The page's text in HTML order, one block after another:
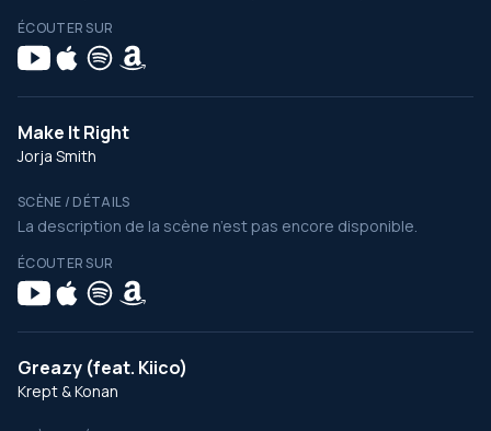
ÉCOUTER SUR
Make It Right
Jorja Smith
SCÈNE / DÉTAILS
La description de la scène n’est pas encore disponible.
ÉCOUTER SUR
Greazy (feat. Kiico)
Krept & Konan